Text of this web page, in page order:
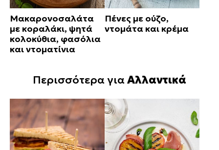
Μακαρονοσαλάτα
με κοραλάκι, ψητά
κολοκύθια, φασόλια
και ντοματίνια
Πένες με ούζο,
ντομάτα και κρέμα
Περισσότερα γιαΑλλαντικά